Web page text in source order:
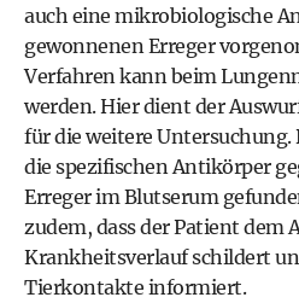
auch eine mikrobiologische
gewonnenen Erreger
Verfahren kann beim
werden. Hier dient der
für die weitere
die spezifischen Antikörper
Erreger im Blutserum
zudem, dass der Patient dem
Krankheitsverlauf schildert
Tierkontakte informiert.